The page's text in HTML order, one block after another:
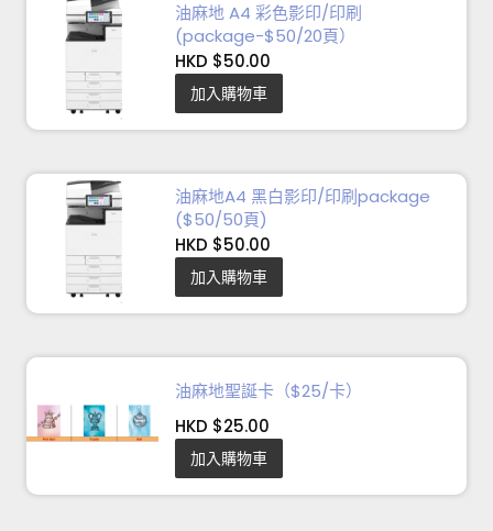
油麻地 A4 彩色影印/印刷
(package-$50/20頁）
HKD $50.00
加入購物車
油麻地A4 黑白影印/印刷package
($50/50頁)
HKD $50.00
加入購物車
油麻地聖誕卡（$25/卡）
HKD $25.00
加入購物車